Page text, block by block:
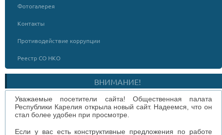
Фотогалерея
Контакты
Противодействие коррупции
Реестр СО НКО
ВНИМАНИЕ!
Уважаемые посетители сайта! Общественная палата
Республики Карелия открыла новый сайт. Надеемся, что он
стал более удобен при просмотре.
Если у вас есть конструктивные предложения по работе